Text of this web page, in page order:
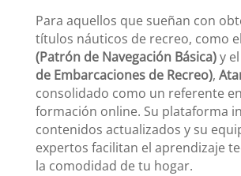
Para aquellos que sueñan con
títulos náuticos de recreo, como el
(Patrón de Navegación Básica)y el
de Embarcaciones de Recreo),
consolidado como un referente
formación online. Su plataforma
contenidos actualizados y su
expertos facilitan el aprendizaje
la comodidad de tu hogar.